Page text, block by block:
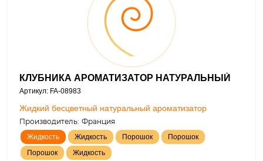
КЛУБНИКА АРОМАТИЗАТОР НАТУРАЛЬНЫЙ
Артикул: FA-08983
Жидкий бесцветный натуральный ароматизатор
Производитель: Франция
Жидкость Жидкость Порошок
Порошок
Порошок
Жидкость